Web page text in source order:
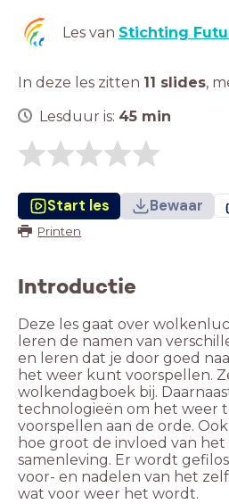
Les van Stichting
In deze les zitten 11 slides,
Lesduur is: 45 min
Start les Bewaar
Printen
Introductie
Deze les gaat over
leren de namen van
en leren dat je door goed
het weer kunt voorspellen.
wolkendagboek bij.
technologieën om het weer
voorspellen aan de orde.
hoe groot de invloed van het
samenleving. Er wordt
voor- en nadelen van het
wat voor weer het wordt.